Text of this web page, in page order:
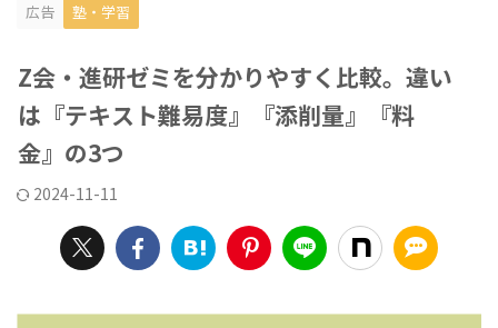
広告
塾・学習
Z会・進研ゼミを分かりやすく比較。違い
は『テキスト難易度』『添削量』『料
金』の3つ
2024-11-11